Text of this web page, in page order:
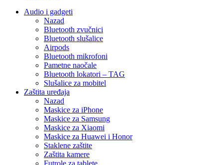
Audio i gadgeti
Nazad
Bluetooth zvučnici
Bluetooth slušalice
Airpods
Bluetooth mikrofoni
Pametne naočale
Bluetooth lokatori – TAG
Slušalice za mobitel
Zaštita uređaja
Nazad
Maskice za iPhone
Maskice za Samsung
Maskice za Xiaomi
Maskice za Huawei i Honor
Staklene zaštite
Zaštita kamere
Futrole za tablete